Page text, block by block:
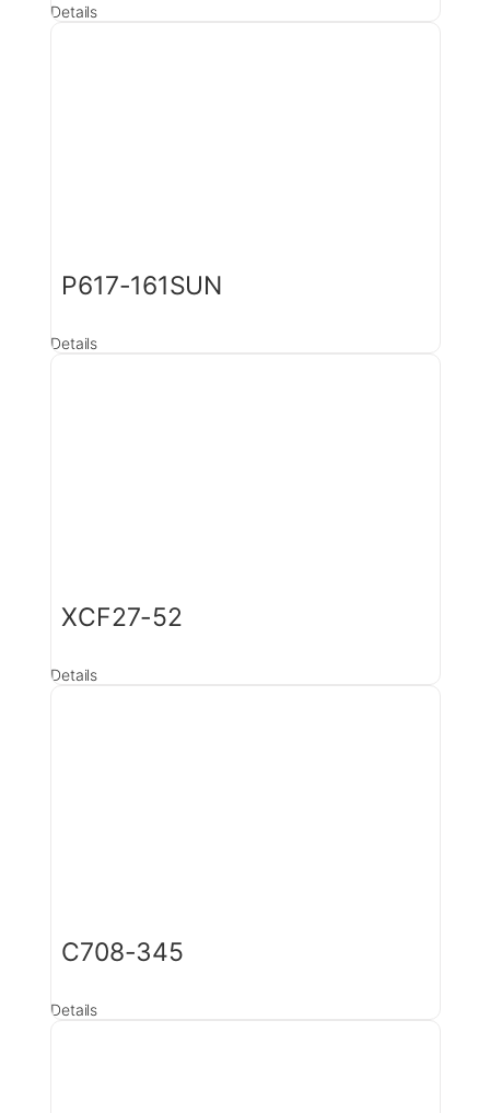
Details
P617-161SUN
Details
XCF27-52
Details
C708-345
Details